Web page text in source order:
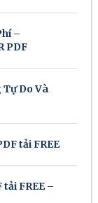
–
PDF
Tự Do Và
tải FREE
FREE –